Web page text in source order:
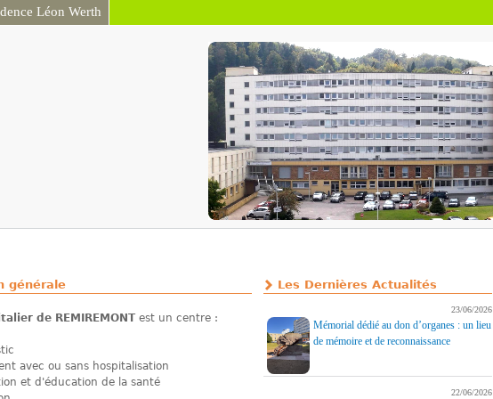
Léon Werth
générale
de REMIREMONT est un centre :
avec ou sans hospitalisation
et d'éducation de la santé
Les Dernières Actualités
23/06/2026
Mémorial dédié au don d’organes : un lieu
de mémoire et de reconnaissance
22/06/2026